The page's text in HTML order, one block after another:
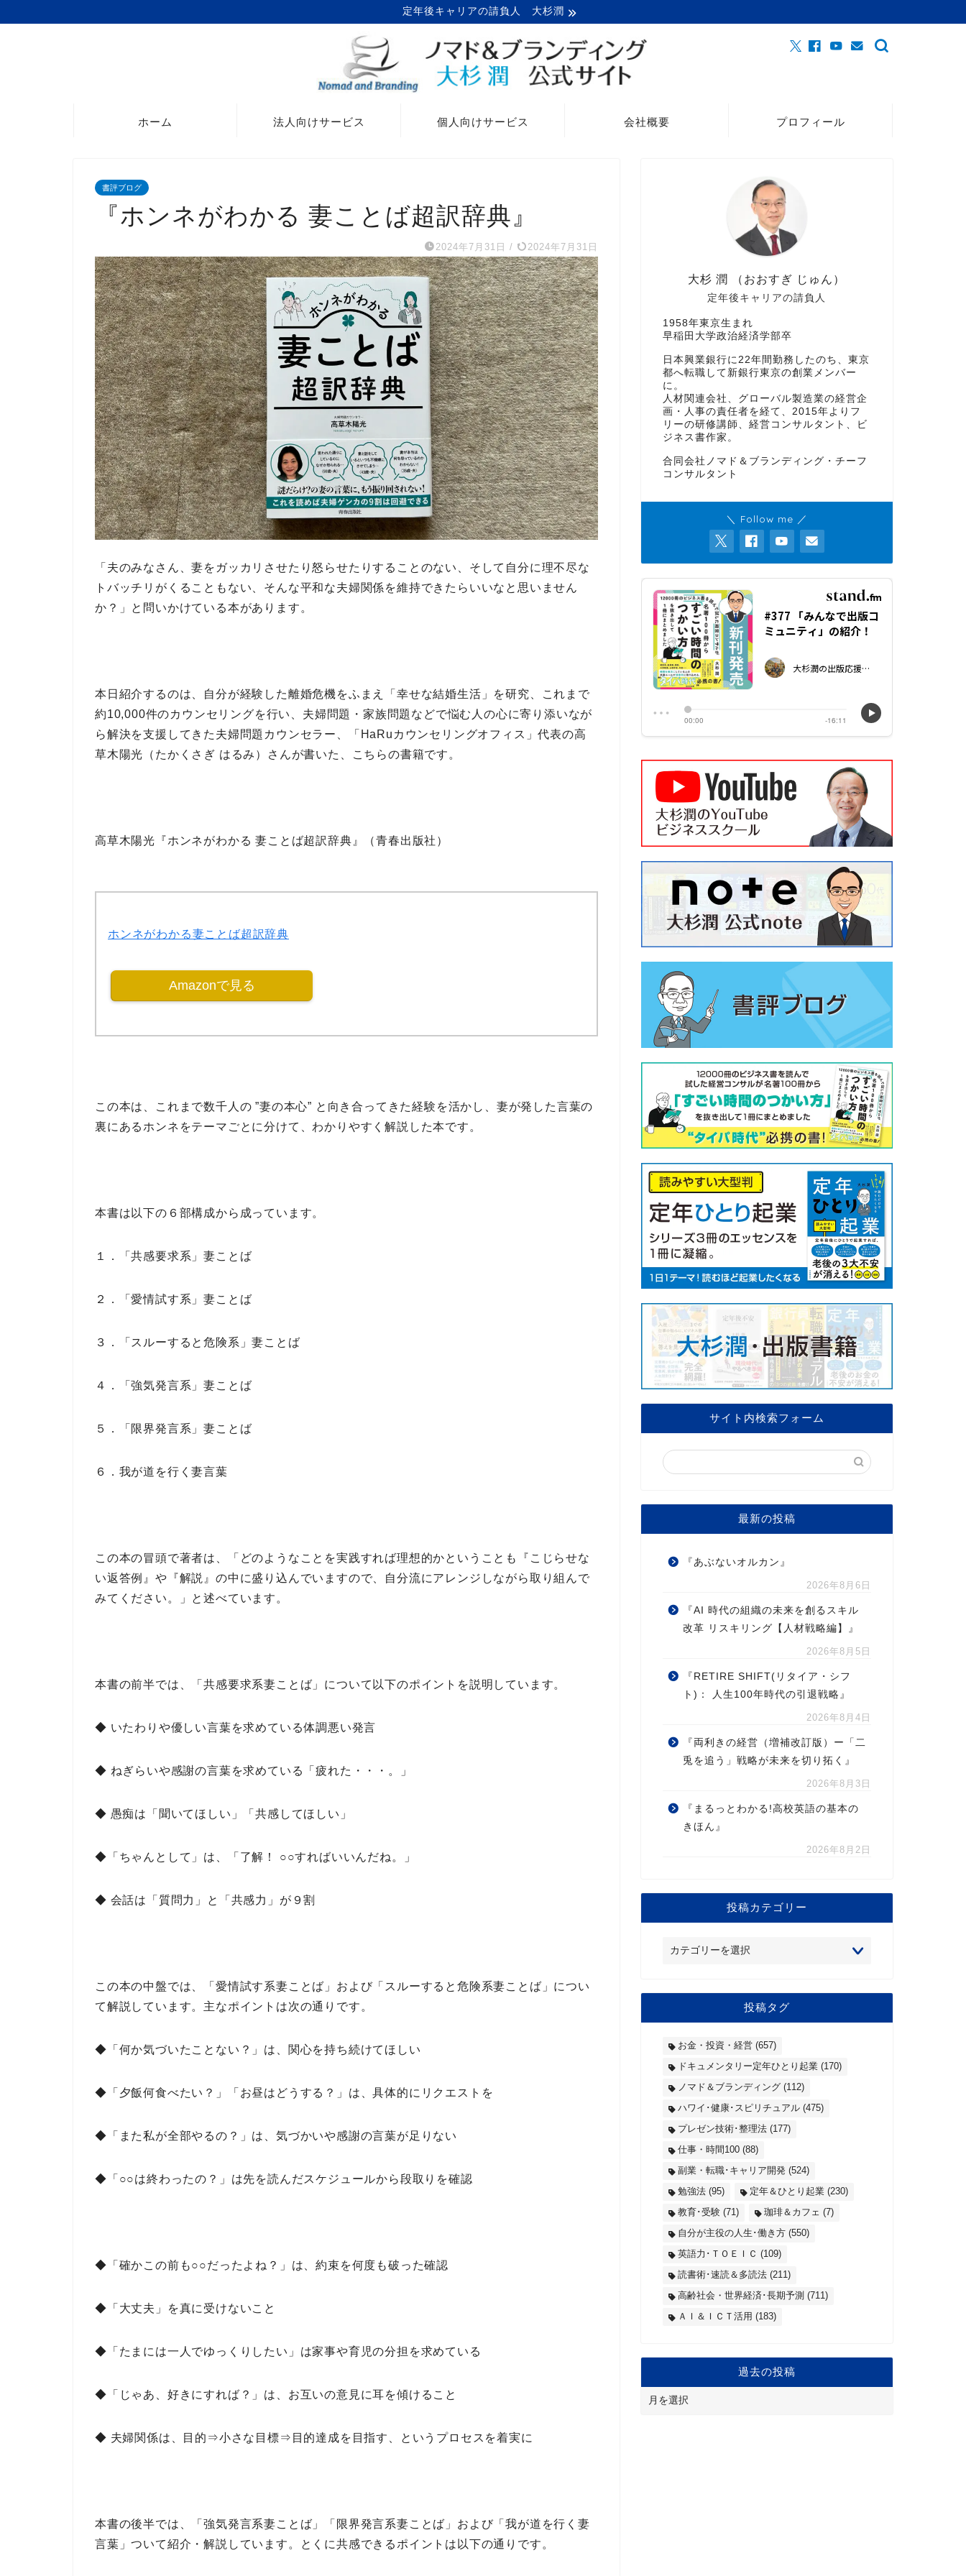
定年後キャリアの請負人 大杉潤
ホーム 法人向けサービス 個人向けサービス 会社概要 プロフィール
書評ブログ
『ホンネがわかる 妻ことば超訳辞典』
2024年7月31日 / 2024年7月31日
「夫のみなさん、妻をガッカリさせたり怒らせたりすることのない、そして自分に理不尽な
トバッチリがくることもない、そんな平和な夫婦関係を維持できたらいいなと思いません
か？」 と問いかけている本があります。
本日紹介するのは、 自分が経験した離婚危機をふまえ 「幸せな結婚生活」を研究
、これまで
約10,000件のカウンセリングを行い、 夫婦問題・家族問題 などで悩む人の心に寄り添いなが
ら解決を支援してきた 夫婦問題カウンセラー、「HaRuカウンセリングオフィス」代表の高
草木陽光 （たかくさぎ はるみ）さんが書いた、こちらの書籍です。
高草木陽光『ホンネがわかる 妻ことば超訳辞典』（青春出版社）
ホンネがわかる妻ことば超訳辞典
Amazonで見る
この本は、これまで数千人の ”妻の本心” と向き合ってきた経験 を活かし、 妻が発した言葉の
裏にあるホンネ をテーマごとに分けて 、わかりやすく解説した本です。
本書は以下の ６部構成から成っています。
１．「共感要求系」妻ことば
２．「愛情試す系」妻ことば
３．「スルーすると危険系」妻ことば
４．「強気発言系」妻ことば
５．「限界発言系」妻ことば
６．我が道を行く妻言葉
この本の冒頭で著者は、
「どのようなことを実践すれば理想的かということも『こじらせな
い返答例』や『解説』の中に盛り込んでいますので、自分流にアレンジしながら取り組んで
みてください。」 と述べています。
本書の前半では、 「共感要求系妻ことば 」 について 以下のポイント を説明しています。
◆ いたわりや優しい言葉を求めている体調悪い発言
◆ ねぎらいや感謝の言葉を求めている「疲れた・・・。」
◆ 愚痴は「聞いてほしい」「共感してほしい」
◆「ちゃんとして」は、「了解！ ○○すればいいんだね。」
◆ 会話は「質問力」と「共感力」が９割
この本の中盤では、 「愛情試す系妻ことば 」 および「スルーすると危険系妻ことば」 につい
て解説しています。 主なポイント は次の通りです。
◆「何か気づいたことない？」は、関心を持ち続けてほしい
◆「夕飯何食べたい？」「お昼はどうする？」は、具体的にリクエストを
◆「また私が全部やるの？」は、気づかいや感謝の言葉が足りない
◆「○○は終わったの？」は先を読んだスケジュールから段取りを確認
◆「確かこの前も○○だったよね？」は、約束を何度も破った確認
◆「大丈夫」を真に受けないこと
◆「たまには一人でゆっくりしたい」は家事や育児の分担を求めている
◆「じゃあ、好きにすれば？」は、お互いの意見に耳を傾けること
◆ 夫婦関係は、目的⇒小さな目標⇒目的達成を目指す、というプロセスを着実に
本書の後半では、 「強気発言系妻ことば 」「限界発言系妻ことば」 および「我が道を行く妻
言葉」ついて紹介・解説しています。 とくに共感できるポイント は以下の通りです。
定年後キャリアの請負人
大杉 潤 （おおすぎ じゅん）
1958年東京生まれ
早稲田大学政治経済学部卒
日本興業銀行に22年間勤務したのち、東京
都へ転職して新銀行東京の創業メンバー
に。
人材関連会社、グローバル製造業の経営企
画・人事の責任者を経て、2015年よりフ
リーの研修講師、経営コンサルタント、ビ
ジネス書作家。
合同会社ノマド＆ブランディング・チーフ
コンサルタント
＼ Follow me ／
サイト内検索フォーム
最新の投稿
『あぶないオルカン』
2026年8月6日
『AI 時代の組織の未来を創るスキル
改革 リスキリング【人材戦略編】』
2026年8月5日
『RETIRE SHIFT(リタイア・シフ
ト)： 人生100年時代の引退戦略』
2026年8月4日
『両利きの経営（増補改訂版）ー「二
兎を追う」戦略が未来を切り拓く』
2026年8月3日
『まるっとわかる!高校英語の基本の
きほん』
2026年8月2日
投稿カテゴリー
投稿タグ
お金・投資・経営(657)
ドキュメンタリー定年ひとり起業(170)
ノマド＆ブランディング(112)
ハワイ･健康･スピリチュアル(475)
プレゼン技術･整理法(177)
仕事・時間100(88)
副業・転職･キャリア開発(524)
勉強法(95) 定年＆ひとり起業(230)
教育･受験(71) 珈琲＆カフェ (7)
自分が主役の人生･働き方(550)
英語力･ＴＯＥＩＣ (109)
読書術･速読＆多読法(211)
高齢社会・世界経済･長期予測 (711)
ＡＩ＆ＩＣＴ活用 (183)
過去の投稿